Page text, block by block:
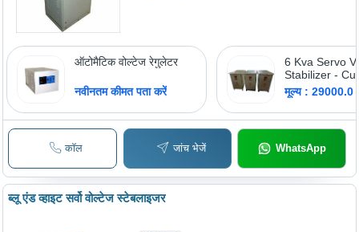
ऑटोमैटिक वोल्टेज रेगुलेटर
नवीनतम कीमत पता करें
6 Kva Servo
Stabilizer -
मूल्य : 29000.0
कॉल जांच भेजें WhatsApp
ब्लू एंड व्हाइट सर्वो वोल्टेज स्टेबलाइजर